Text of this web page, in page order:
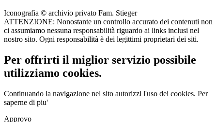
Iconografia © archivio privato Fam. Stieger
ATTENZIONE: Nonostante un controllo accurato dei contenuti non
ci assumiamo nessuna responsabilità riguardo ai links inclusi nel
nostro sito. Ogni responsabilità è dei legittimi proprietari dei siti.
Per offrirti il miglior servizio possibile
utilizziamo cookies.
Continuando la navigazione nel sito autorizzi l'uso dei cookies. Per
saperne di piu'
Approvo